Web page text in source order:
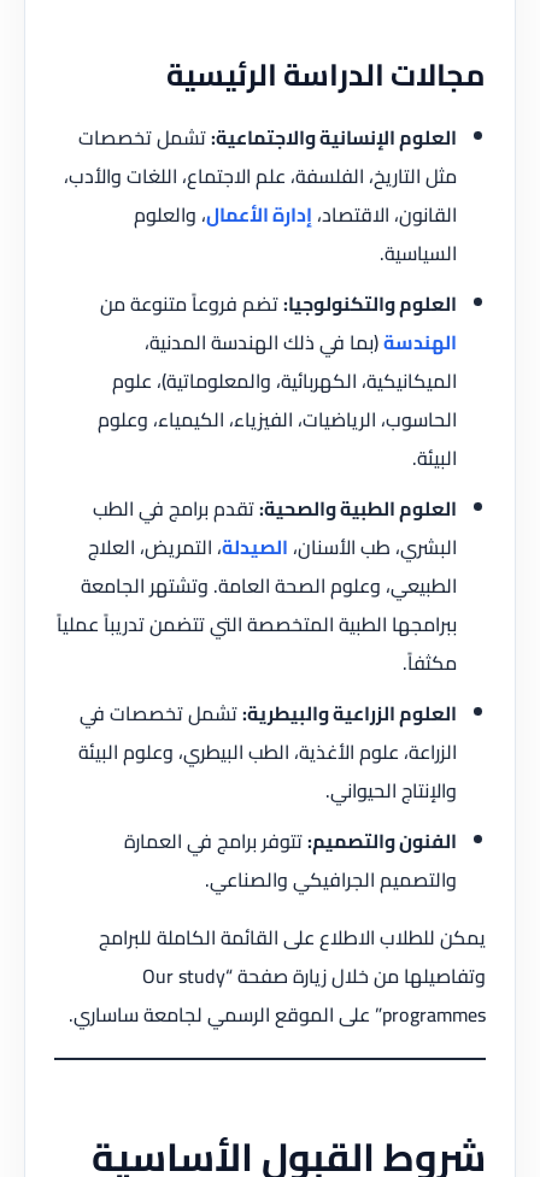
مجالات الدراسة الرئيسية
العلوم الإنسانية والاجتماعية:تشمل تخصصات
مثل التاريخ، الفلسفة، علم الاجتماع، اللغات والأدب،
القانون، الاقتصاد،إدارة الأعمال، والعلوم
السياسية.
العلوم والتكنولوجيا:تضم فروعاً متنوعة من
الهندسة(بما في ذلك الهندسة المدنية،
الميكانيكية، الكهربائية، والمعلوماتية)، علوم
الحاسوب، الرياضيات، الفيزياء، الكيمياء، وعلوم
البيئة.
العلوم الطبية والصحية:تقدم برامج في الطب
البشري، طب الأسنان،الصيدلة، التمريض، العلاج
الطبيعي، وعلوم الصحة العامة. وتشتهر الجامعة
ببرامجها الطبية المتخصصة التي تتضمن تدريباً عملياً
مكثفاً.
العلوم الزراعية والبيطرية:تشمل تخصصات في
الزراعة، علوم الأغذية، الطب البيطري، وعلوم البيئة
والإنتاج الحيواني.
الفنون والتصميم:تتوفر برامج في العمارة
والتصميم الجرافيكي والصناعي.
يمكن للطلاب الاطلاع على القائمة الكاملة للبرامج
وتفاصيلها من خلال زيارة صفحة “Our study
programmes” على الموقع الرسمي لجامعة ساساري.
شروط القبول الأساسية